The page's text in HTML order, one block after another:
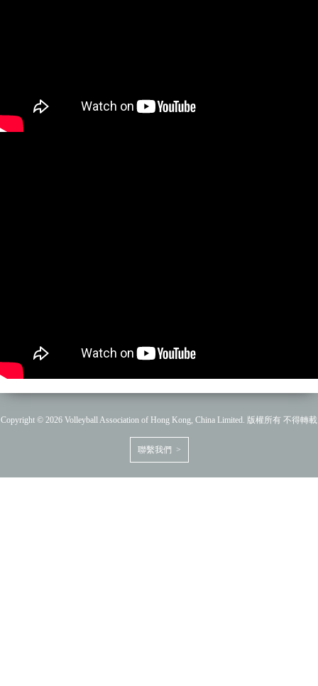
Copyright © 2026 Volleyball Association of Hong Kong, China Limited. 版權所有 不得轉載
聯繫我們 >